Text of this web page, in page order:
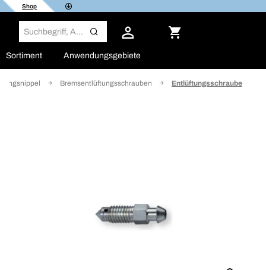
Shop
Sortiment Anwendungsgebiete
Bremsentlüftungsschrauben Entlüftungsschraube